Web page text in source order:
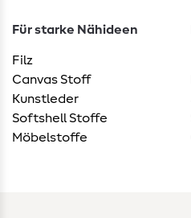
Für starke Nähideen
Filz
Canvas Stoff
Kunstleder
Softshell Stoffe
Möbelstoffe